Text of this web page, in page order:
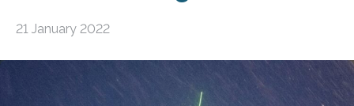
21 January 2022